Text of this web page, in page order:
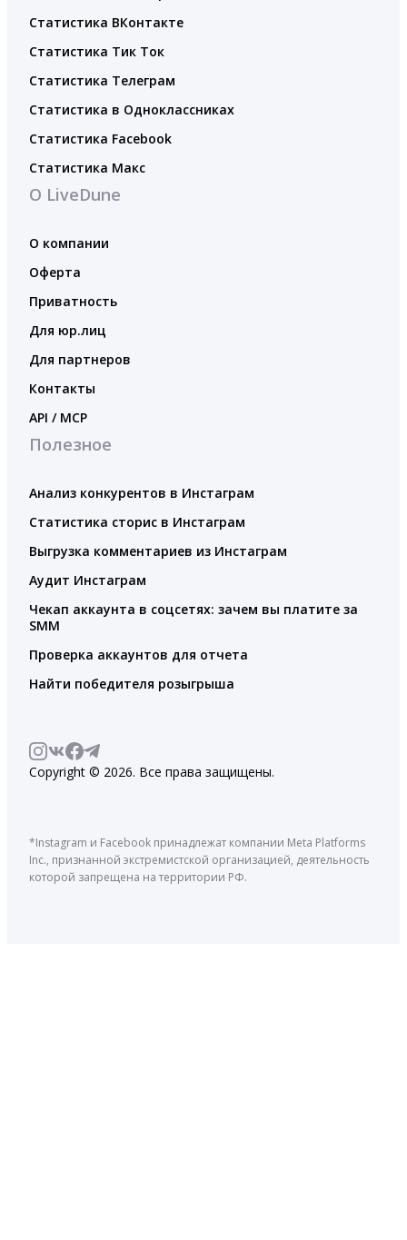
Статистика ВКонтакте
Статистика Тик Ток
Статистика Телеграм
Статистика в Одноклассниках
Статистика Facebook
Статистика Макс
О LiveDune
О компании
Оферта
Приватность
Для юр.лиц
Для партнеров
Контакты
API / MCP
Полезное
Анализ конкурентов в Инстаграм
Статистика сторис в Инстаграм
Выгрузка комментариев из Инстаграм
Аудит Инстаграм
Чекап аккаунта в соцсетях: зачем вы платите за
SMM
Проверка аккаунтов для отчета
Найти победителя розыгрыша
Copyright © 2026. Все права защищены.
*Instagram и Facebook принадлежат компании Meta Platforms
Inc., признанной экстремистской организацией, деятельность
которой запрещена на территории РФ.